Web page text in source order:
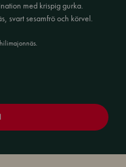
med krispig gurka.
svart sesamfrö och körvel.